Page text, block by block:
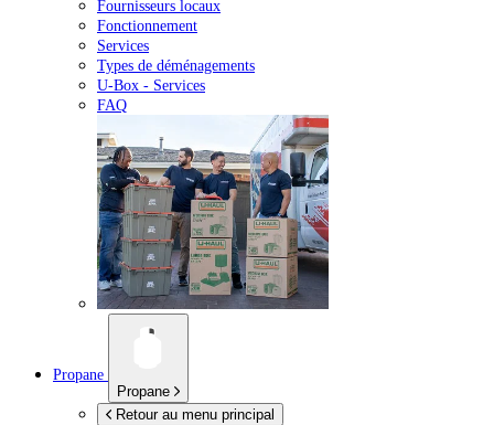
Fournisseurs locaux
Fonctionnement
Services
Types de déménagements
U-Box - Services
FAQ
Propane
Propane
Retour au menu principal